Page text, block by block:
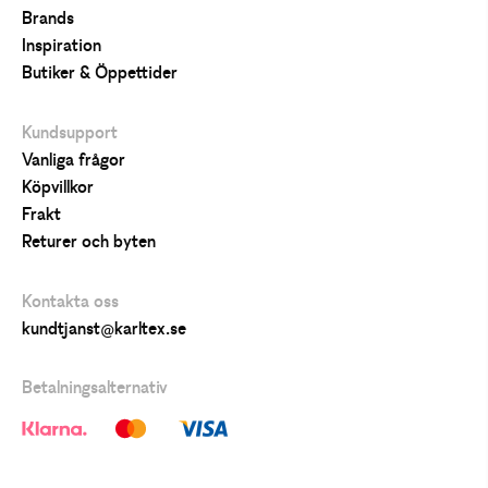
Brands
Inspiration
Butiker & Öppettider
Kundsupport
Vanliga frågor
Köpvillkor
Frakt
Returer och byten
Kontakta oss
kundtjanst@karltex.se
Betalningsalternativ